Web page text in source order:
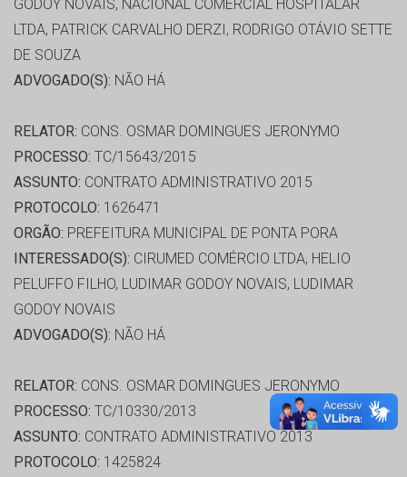
GODOY NOVAIS, NACIONAL COMERCIAL HOSPITALAR
LTDA, PATRICK CARVALHO DERZI, RODRIGO OTÁVIO SETTE
DE SOUZA
ADVOGADO(S): NÃO HÁ
RELATOR: CONS. OSMAR DOMINGUES JERONYMO
PROCESSO: TC/15643/2015
ASSUNTO: CONTRATO ADMINISTRATIVO 2015
PROTOCOLO: 1626471
ORGÃO: PREFEITURA MUNICIPAL DE PONTA PORA
INTERESSADO(S): CIRUMED COMÉRCIO LTDA, HELIO
PELUFFO FILHO, LUDIMAR GODOY NOVAIS, LUDIMAR
GODOY NOVAIS
ADVOGADO(S): NÃO HÁ
RELATOR: CONS. OSMAR DOMINGUES JERONYMO
PROCESSO: TC/10330/2013
ASSUNTO: CONTRATO ADMINISTRATIVO 2013
PROTOCOLO: 1425824